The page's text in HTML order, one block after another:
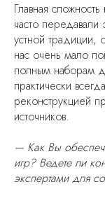
Главная
часто
устной традиции,
нас очень мало
полным наборам
практически
реконструкцией
источников.
— Как Вы
игр? Ведете ли
экспертами для